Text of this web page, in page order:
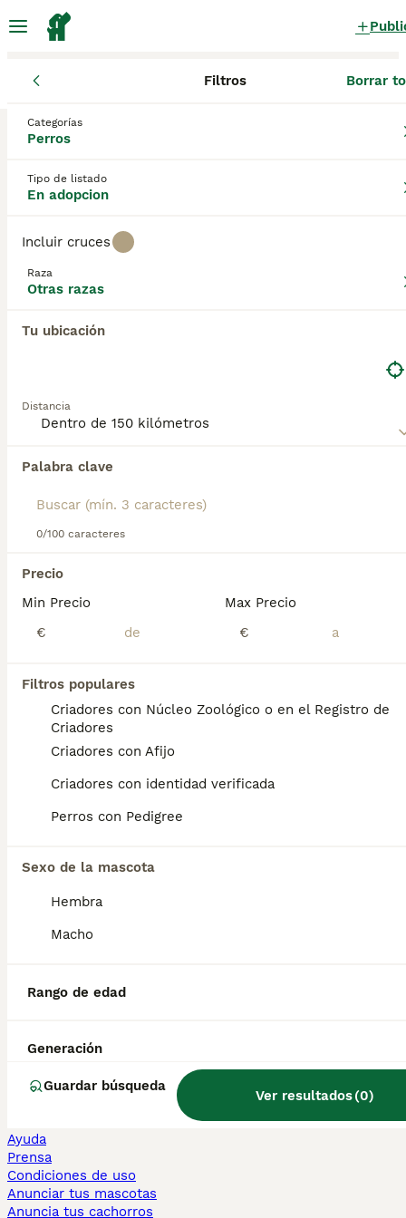
Filtros Borrar
Categorías
Perros
Tipo de listado
En adopcion
Incluir cruces
Raza
Otras razas
Tu ubicación
Distancia
Palabra clave
0/100 caracteres
Precio
Min Precio
€
Max Precio
€
Filtros populares
Criadores con Núcleo Zoológico o en el Registro de
Criadores
Criadores con Afijo
Criadores con identidad verificada
Perros con Pedigree
Sexo de la mascota
Hembra
Macho
Rango de edad
Generación
Guardar búsqueda
Ver resultados(0)
Otras razas Perros en adopcion
0 Perros encontrados
Sólo puro
Guardar búsqueda
Si deseas exactamente esta búsqueda guarda tu
búsqueda y espera el resultado perfecto:
Perros Cachorros En Venta
Chihuahua en venta
Yorkshire Terrier en venta
Teckel en venta
Caniche Toy en venta
Gatos y Gatitos En Venta
Británico en venta
Sphynx en venta
Persa en venta
Otras páginas populares
Teckel en Barcelona
Chihuahua en Sevilla
Bulldog Francés en Galicia
Información
Ayuda
Prensa
Condiciones de uso
Anunciar tus mascotas
Anuncia tus cachorros